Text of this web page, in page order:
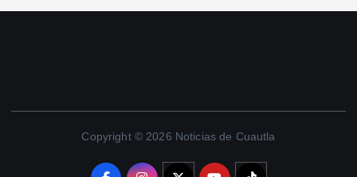
Copyright © 2026 Noticias de Cuautla